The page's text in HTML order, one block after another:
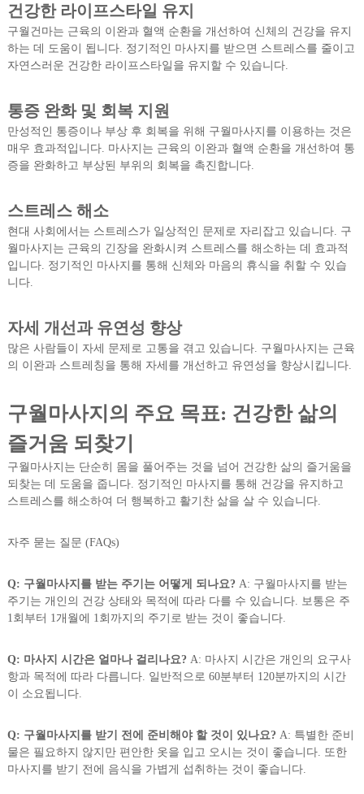
건강한 라이프스타일 유지
구월건마는 근육의 이완과 혈액 순환을 개선하여 신체의 건강을 유지
하는 데 도움이 됩니다. 정기적인 마사지를 받으면 스트레스를 줄이고
자연스러운 건강한 라이프스타일을 유지할 수 있습니다.
통증 완화 및 회복 지원
만성적인 통증이나 부상 후 회복을 위해 구월마사지를 이용하는 것은
매우 효과적입니다. 마사지는 근육의 이완과 혈액 순환을 개선하여 통
증을 완화하고 부상된 부위의 회복을 촉진합니다.
스트레스 해소
현대 사회에서는 스트레스가 일상적인 문제로 자리잡고 있습니다. 구
월마사지는 근육의 긴장을 완화시켜 스트레스를 해소하는 데 효과적
입니다. 정기적인 마사지를 통해 신체와 마음의 휴식을 취할 수 있습
니다.
자세 개선과 유연성 향상
많은 사람들이 자세 문제로 고통을 겪고 있습니다. 구월마사지는 근육
의 이완과 스트레칭을 통해 자세를 개선하고 유연성을 향상시킵니다.
구월마사지의 주요 목표: 건강한 삶의
즐거움 되찾기
구월마사지는 단순히 몸을 풀어주는 것을 넘어 건강한 삶의 즐거움을
되찾는 데 도움을 줍니다. 정기적인 마사지를 통해 건강을 유지하고
스트레스를 해소하여 더 행복하고 활기찬 삶을 살 수 있습니다.
자주 묻는 질문 (FAQs)
Q: 구월마사지를 받는 주기는 어떻게 되나요? A: 구월마사지를 받는
주기는 개인의 건강 상태와 목적에 따라 다를 수 있습니다. 보통은 주
1회부터 1개월에 1회까지의 주기로 받는 것이 좋습니다.
Q: 마사지 시간은 얼마나 걸리나요? A: 마사지 시간은 개인의 요구사
항과 목적에 따라 다릅니다. 일반적으로 60분부터 120분까지의 시간
이 소요됩니다.
Q: 구월마사지를 받기 전에 준비해야 할 것이 있나요? A: 특별한 준비
물은 필요하지 않지만 편안한 옷을 입고 오시는 것이 좋습니다. 또한
마사지를 받기 전에 음식을 가볍게 섭취하는 것이 좋습니다.